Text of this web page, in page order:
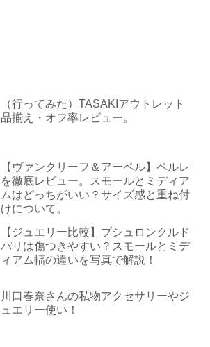
（行ってみた）TASAKIアウトレット
品揃え・オフ率レビュー。
【ヴァンクリーフ＆アーペル】ペルレ
を徹底レビュー。スモールとミディア
ムはどっちがいい？サイズ感と重ね付
けについて。
【ジュエリー比較】ブシュロンクルド
パリは傷つきやすい？スモールとミデ
ィアム幅の違いを写真で解説！
川口春奈さんの私物アクセサリーやジ
ュエリー使い！